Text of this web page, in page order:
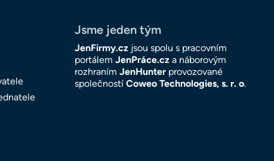
Jsme jeden tým
JenFirmy.cz jsou spolu s pracovním
portálem JenPráce.cz a náborovým
rozhraním JenHunter provozované
společností Coweo Technologies, s. r. o.